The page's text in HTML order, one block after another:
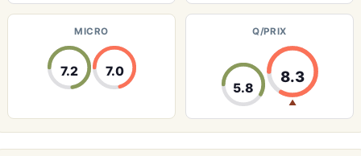
MICRO
7.2 7.0
Q/PRIX
5.8
8.3
▲